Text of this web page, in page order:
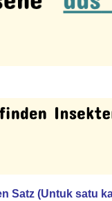
Satz (Untuk satu